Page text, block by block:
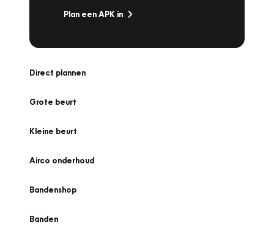
Plan een APK in
Direct plannen
Grote beurt
Kleine beurt
Airco onderhoud
Bandenshop
Banden